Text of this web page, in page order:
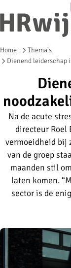
Home
Thema's
Dienend leiderschap
Na de acute
directeur Roel
vermoeidheid bij
van de groep
maanden stil
laten komen.
sector is de